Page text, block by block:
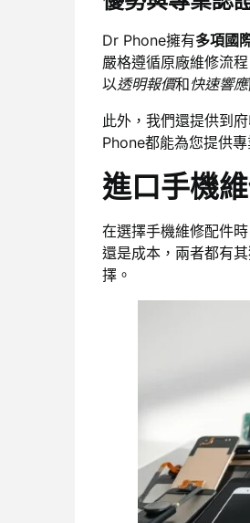
Dr Phone擁有多項國
嚴格遵循原廠維修流
以透明報價和快速響應
此外，我們還提供到
Phone都能為您提供
進口手機
在選擇手機維修配件
還是成本，兩者都有
擇。